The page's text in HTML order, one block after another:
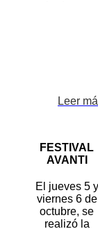
Leer
FESTIVAL
AVANTI
El jueves 5 y
viernes 6 de
octubre, se
realizó la